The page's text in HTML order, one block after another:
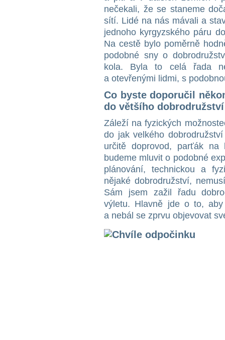
nečekali, že se staneme
sítí. Lidé na nás mávali a
jednoho kyrgyzského páru
Na cestě bylo poměrně
podobné sny o
kola. Byla to celá řada
a otevřenými lidmi, s
Co byste doporučil
do většího
Záleží na fyzických
do jak velkého
určitě doprovod, parťák na
budeme mluvit o podobné
plánování, technickou a
nějaké dobrodružství,
Sám jsem zažil řadu
výletu. Hlavně jde o to,
a nebál se zprvu objevovat